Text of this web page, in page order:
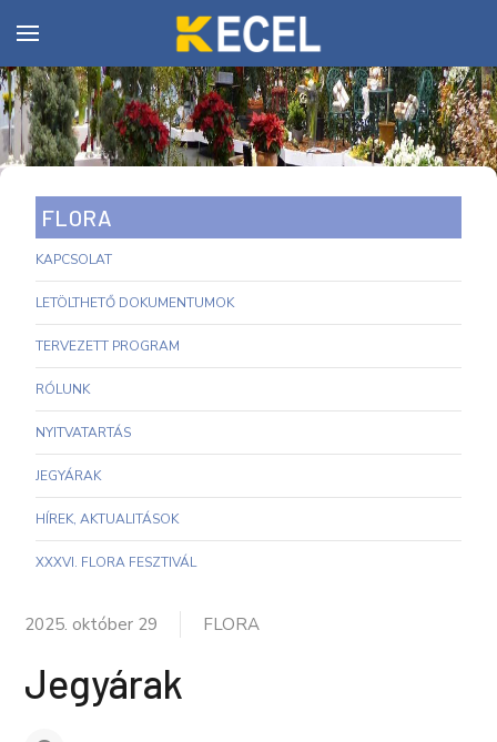
FLORA
KAPCSOLAT
LETÖLTHETŐ DOKUMENTUMOK
TERVEZETT PROGRAM
RÓLUNK
NYITVATARTÁS
JEGYÁRAK
HÍREK, AKTUALITÁSOK
XXXVI. FLORA FESZTIVÁL
2025. október 29 FLORA
Jegyárak